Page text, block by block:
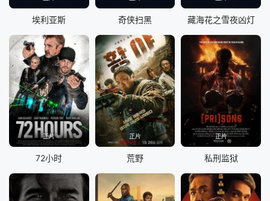
埃利亚斯 奇侠扫黑 藏海花之雪夜凶灯
正片
72小时
正片
荒野
正片
私刑监狱